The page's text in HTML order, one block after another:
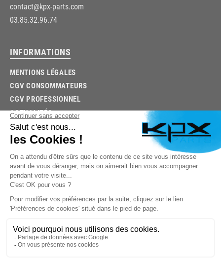
03.85.32.96.74
contact@kpx-parts.com
03.85.32.96.74
INFORMATIONS
MENTIONS LÉGALES
CGV CONSOMMATEURS
CGV PROFESSIONNEL
ACTUALITÉS